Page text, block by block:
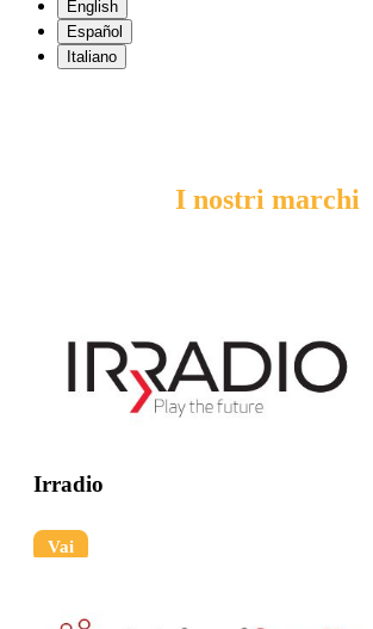
English
Español
Italiano
I nostri marchi
Irradio
Vai